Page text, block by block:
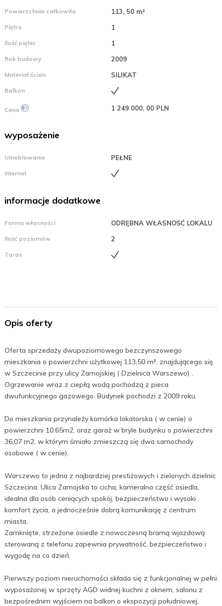
Powierzchnia całkowita 113, 50 m²
Piętro 1
Ilość pięter 1
Rok budowy 2009
Materiał ścian SILIKAT
Balkon
Cena 1 249 000, 00 PLN
wyposażenie
Umeblowanie PEŁNE
Internet
informacje dodatkowe
Forma własności ODRĘBNA WŁASNOŚĆ LOKALU
Ilość poziomów 2
Taras
Opis oferty
Oferta sprzedaży dwupoziomowego bezczynszowego
mieszkania o powierzchni użytkowej 113,50 m², znajdującego się
w Szczecinie przy ulicy Zamojskiej ( Dzielnica Warszewo) .
Ogrzewanie wraz z ciepłą wodą pochodzą z pieca
dwufunkcyjnego gazowego. Budynek pochodzi z 2009 roku.
Do mieszkania przynależy komórka lokatorska ( w cenie) o
powierzchni 10.65m2, oraz garaż w bryle budynku o powierzchni
36,07 m2, w którym śmiało zmieszczą się dwa samochody
osobowe ( w cenie).
Warszewo to jedna z najbardziej prestiżowych i zielonych dzielnic
Szczecina. Ulica Zamojska to cicha, kameralna część osiedla,
idealna dla osób ceniących spokój, bezpieczeństwo i wysoki
komfort życia, a jednocześnie dobrą komunikację z centrum
miasta.
Zamknięte, strzeżone osiedle z nowoczesną bramą wjazdową
sterowaną z telefonu zapewnia prywatność, bezpieczeństwo i
wygodę na co dzień.
Pierwszy poziom nieruchomości składa się z funkcjonalnej w pełni
wyposażonej w sprzęty AGD widnej kuchni z oknem, salonu z
bezpośrednim wyjściem na balkon o ekspozycji południowej,